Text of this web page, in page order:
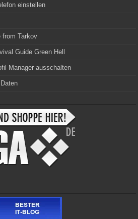
einstellen
from Tarkov
Guide Green Hell
Manager ausschalten